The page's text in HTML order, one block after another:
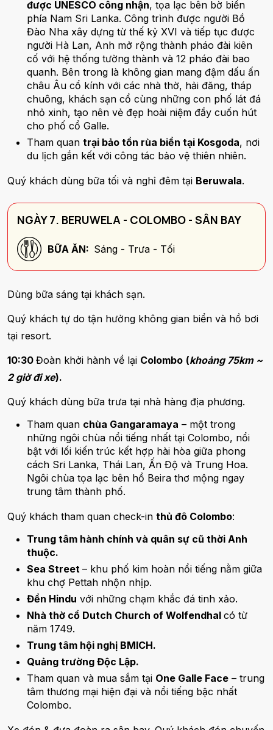
được UNESCO công nhận, tọa lạc bên bờ biển
phía Nam Sri Lanka. Công trình được người Bồ
Đào Nha xây dựng từ thế kỷ XVI và tiếp tục được
người Hà Lan, Anh mở rộng thành pháo đài kiên
cố với hệ thống tường thành và 12 pháo đài bao
quanh. Bên trong là không gian mang đậm dấu ấn
châu Âu cổ kính với các nhà thờ, hải đăng, tháp
chuông, khách sạn cổ cùng những con phố lát đá
nhỏ xinh, tạo nên vẻ đẹp hoài niệm đầy cuốn hút
cho phố cổ Galle.
Tham quan trại bảo tồn rùa biển tại Kosgoda, nơi
du lịch gắn kết với công tác bảo vệ thiên nhiên.
Quý khách dùng bữa tối và nghỉ đêm tại Beruwala.
NGÀY 7. BERUWELA - COLOMBO - SÂN BAY
BỮA ĂN: Sáng - Trưa - Tối
Dùng bữa sáng tại khách sạn.
Quý khách tự do tận hưởng không gian biển và hồ bơi
tại resort.
10:30 Đoàn khởi hành về lại Colombo (khoảng 75km ~
2 giờ đi xe).
Quý khách dùng bữa trưa tại nhà hàng địa phương.
Tham quan chùa Gangaramaya – một trong
những ngôi chùa nổi tiếng nhất tại Colombo, nổi
bật với lối kiến trúc kết hợp hài hòa giữa phong
cách Sri Lanka, Thái Lan, Ấn Độ và Trung Hoa.
Ngôi chùa tọa lạc bên hồ Beira thơ mộng ngay
trung tâm thành phố.
Quý khách tham quan check-in thủ đô Colombo:
Trung tâm hành chính và quân sự cũ thời Anh
thuộc.
Sea Street – khu phố kim hoàn nổi tiếng nằm giữa
khu chợ Pettah nhộn nhịp.
Đền Hindu với những chạm khắc đá tinh xảo.
Nhà thờ cổ Dutch Church of Wolfendhal có từ
năm 1749.
Trung tâm hội nghị BMICH.
Quảng trường Độc Lập.
Tham quan và mua sắm tại One Galle Face – trung
tâm thương mại hiện đại và nổi tiếng bậc nhất
Colombo.